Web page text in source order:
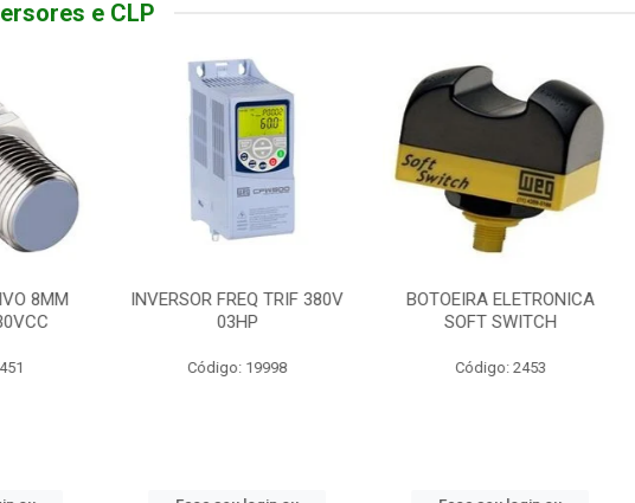
e CLP
8MM
INVERSOR FREQ TRIF 380V
03HP
Código: 19998
BOTOEIRA ELETRONICA
SOFT SWITCH
Código: 2453